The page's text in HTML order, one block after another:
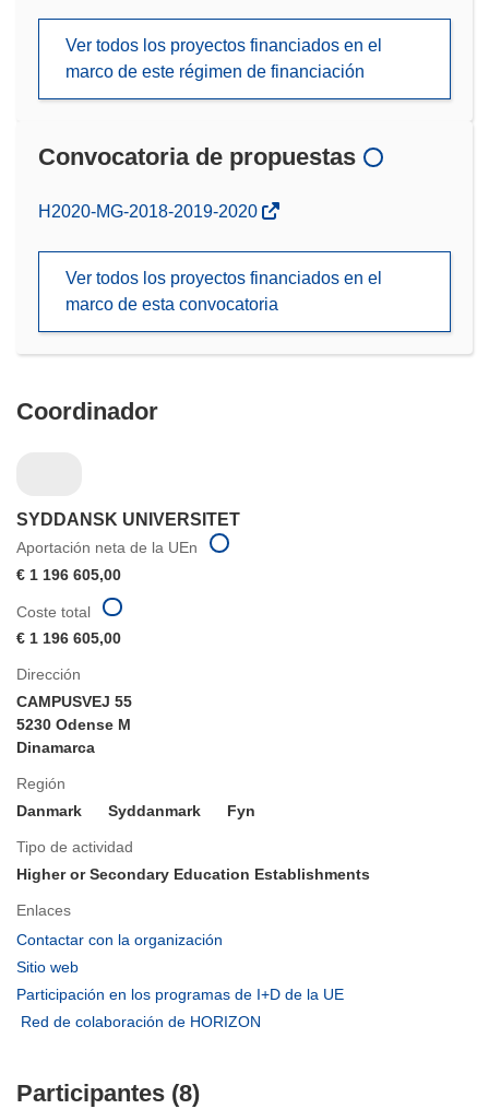
Ver todos los proyectos financiados en el
marco de este régimen de financiación
Convocatoria de propuestas
(se
nueva
H2020-MG-2018-2019-2020
Ver todos los proyectos financiados en el
marco de esta convocatoria
Coordinador
SYDDANSK UNIVERSITET
Aportación neta de la UEn
€ 1 196 605,00
Dirección
CAMPUSVEJ 55
5230 Odense M
Dinamarca
Región
Danmark
Syddanmark Fyn
Tipo de actividad
Higher or Secondary Education Establishments
Enlaces
Contactar con la organización
en
nueva
Sitio web
abrirá
en
ventana)
Participación en los programas de I+D de la UE
Red de colaboración de HORIZON
Coste total
€ 1 196 605,00
Participantes (8)